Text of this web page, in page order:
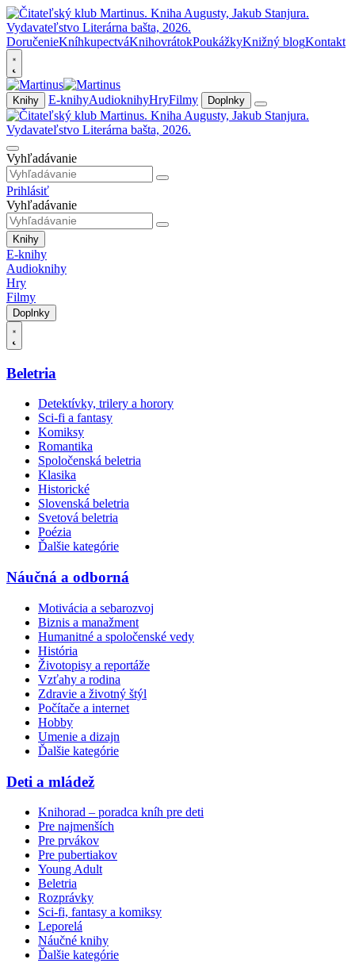
DoručenieKníhkupectváKnihovrátokPoukážkyKnižný blogKontakt
Knihy E-knihyAudioknihyHryFilmy Doplnky
Vyhľadávanie
Prihlásiť
Vyhľadávanie
Knihy
E-knihy
Audioknihy
Hry
Filmy
Doplnky
Beletria
Detektívky, trilery a horory
Sci-fi a fantasy
Komiksy
Romantika
Spoločenská beletria
Klasika
Historické
Slovenská beletria
Svetová beletria
Poézia
Ďalšie kategórie
Náučná a odborná
Motivácia a sebarozvoj
Biznis a manažment
Humanitné a spoločenské vedy
História
Životopisy a reportáže
Vzťahy a rodina
Zdravie a životný štýl
Počítače a internet
Hobby
Umenie a dizajn
Ďalšie kategórie
Deti a mládež
Knihorad – poradca kníh pre deti
Pre najmenších
Pre prvákov
Pre pubertiakov
Young Adult
Beletria
Rozprávky
Sci-fi, fantasy a komiksy
Leporelá
Náučné knihy
Ďalšie kategórie